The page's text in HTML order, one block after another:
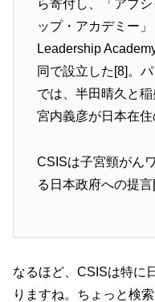
ら寄付し、「アブ
ップ・アカデミー
Leadership
同で設立した[8]。
では、半田晴久と
宮内義彦が日本在住
CSISは子宮頸がん
る日本政府への提
なるほど、CSISは特に
りますね。ちょっと検